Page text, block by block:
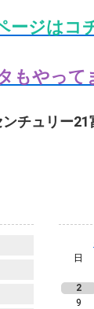
ージはコ
もやって
チュリー
日
2
9